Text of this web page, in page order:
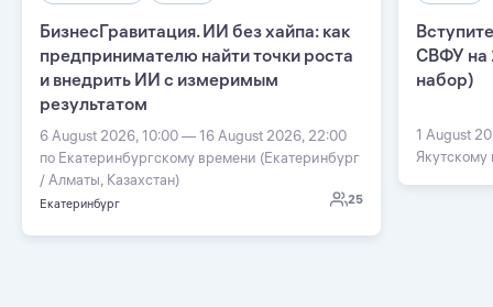
БизнесГравитация. ИИ без хайпа: как
предпринимателю найти точки роста
и внедрить ИИ с измеримым
результатом
6 August 2026, 10:00 — 16 August 2026, 22:00
по Екатеринбургскому времени (Екатеринбург
/ Алматы, Казахстан)
Екатеринбург 25
СВФУ на
набор)
1 August